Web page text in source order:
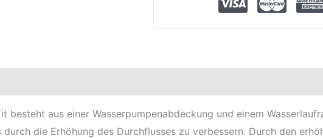
besteht aus einer Wasserpumpenabdeckung und einem
die Erhöhung des Durchflusses zu verbessern. Durch den